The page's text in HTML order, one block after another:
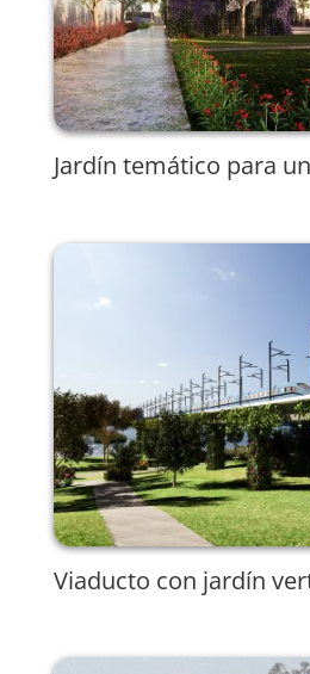
Jardín temático para
Viaducto con jardín